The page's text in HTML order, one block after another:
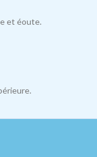
et éoute.